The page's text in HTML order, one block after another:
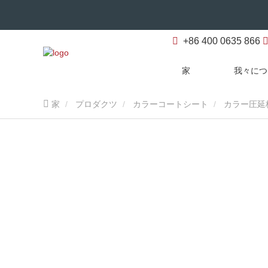
+86 400 0635 866
家 我々に
家 プロダクツ カラーコートシート カラー圧延